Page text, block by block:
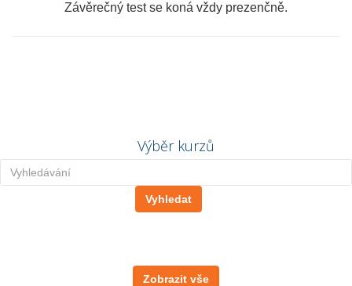
Závěrečný test se koná vždy prezenčně.
Výběr kurzů
Zobrazit vše